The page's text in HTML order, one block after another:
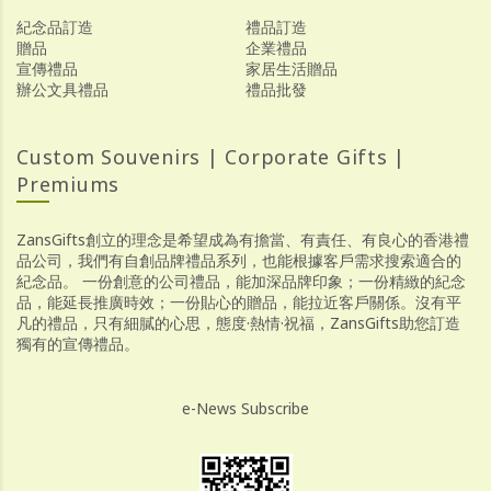
紀念品訂造
禮品訂造
贈品
企業禮品
宣傳禮品
家居生活贈品
辦公文具禮品
禮品批發
Custom Souvenirs | Corporate Gifts |
Premiums
ZansGifts創立的理念是希望成為有擔當、有責任、有良心的香港禮
品公司，我們有自創品牌禮品系列，也能根據客戶需求搜索適合的
紀念品。 一份創意的公司禮品，能加深品牌印象；一份精緻的紀念
品，能延長推廣時效；一份貼心的贈品，能拉近客戶關係。沒有平
凡的禮品，只有細膩的心思，態度·熱情·祝福，ZansGifts助您訂造
獨有的宣傳禮品。
e-News Subscribe